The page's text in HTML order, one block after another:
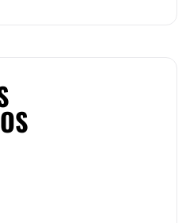
psoriasis, verrugas,
y manejo de cáncer de
caída de cabello, hongos,
microdermoabrasión,
, botulínica, aplicación